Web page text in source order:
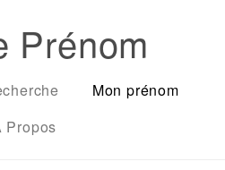
Prénom
Mon prénom
Propos